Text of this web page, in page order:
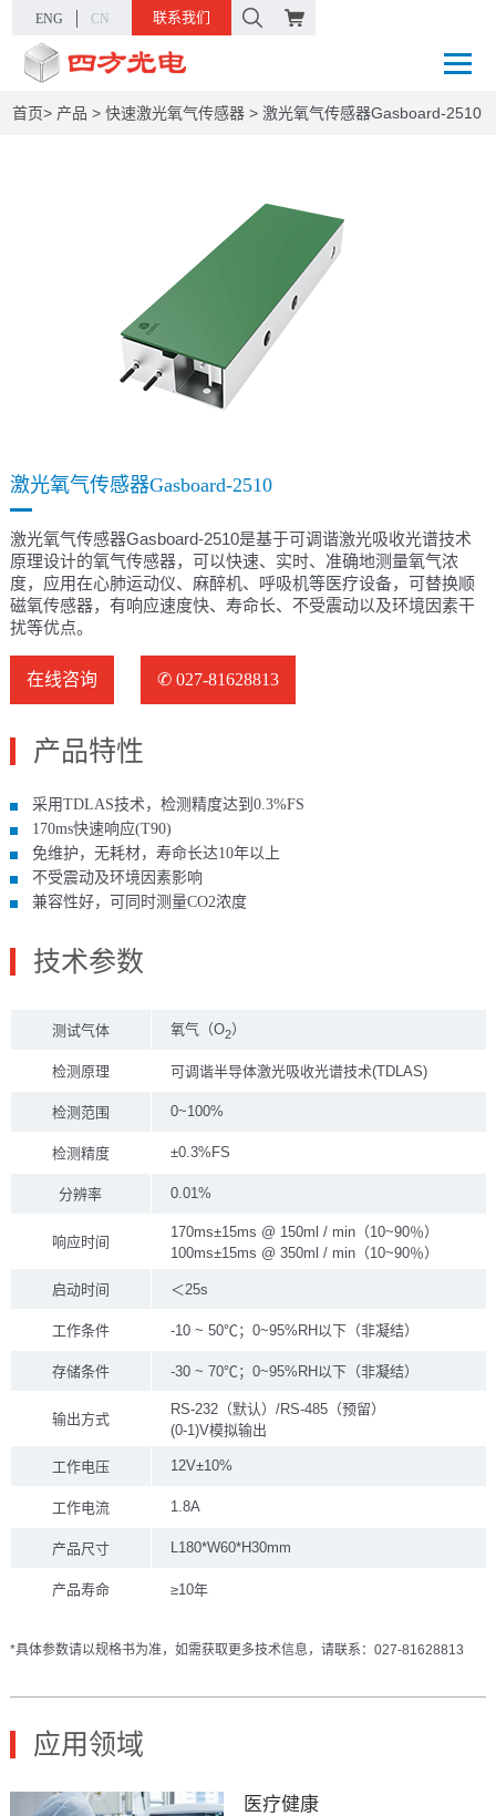
ENG CN 联系我们
首页> 产品 >快速激光氧气传感器 >激光氧气传感器Gasboard-2510
激光氧气传感器Gasboard-2510
激光氧气传感器Gasboard-2510是基于可调谐激光吸收光谱技术
原理设计的氧气传感器，可以快速、实时、准确地测量氧气浓
度，应用在心肺运动仪、麻醉机、呼吸机等医疗设备，可替换顺
磁氧传感器，有响应速度快、寿命长、不受震动以及环境因素干
扰等优点。
在线咨询 ✆ 027-81628813
产品特性
采⽤TDLAS技术，检测精度达到0.3%FS
170ms快速响应(T90)
免维护，⽆耗材，寿命⻓达10年以上
不受震动及环境因素影响
兼容性好，可同时测量CO2浓度
技术参数
测试气体 氧气（O2）
检测原理 可调谐半导体激光吸收光谱技术(TDLAS)
检测范围 0~100%
检测精度 ±0.3%FS
分辨率 0.01%
响应时间
170ms±15ms @ 150ml / min（10~90％）
100ms±15ms @ 350ml / min（10~90％）
启动时间 ＜25s
工作条件 -10 ~ 50℃；0~95%RH以下（非凝结）
存储条件 -30 ~ 70℃；0~95%RH以下（非凝结）
输出方式
RS-232（默认）/RS-485（预留）
(0-1)V模拟输出
工作电压 12V±10%
工作电流 1.8A
产品尺寸 L180*W60*H30mm
产品寿命 ≥10年
*具体参数请以规格书为准，如需获取更多技术信息，请联系：027-81628813
应用领域
医疗健康